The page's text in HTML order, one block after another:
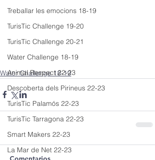
Treballar les emocions 18-19
TurisTic Challenge 19-20
TurisTic Challenge 20-21
Water Challenge 18-19
Animal Respect 22-23
Descoberta dels Pirineus 22-23
TurisTic Palamós 22-23
TurisTic Tarragona 22-23
Smart Makers 22-23
La Mar de Net 22-23
Water Challenge 18-19